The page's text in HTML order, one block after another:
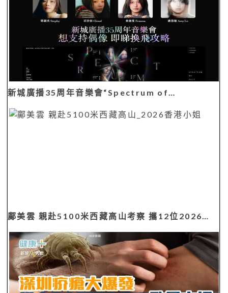
新城廣播35周年音樂會“Spectrum of…
鄺美雲 親赴5100米西藏高山考察 攜12位2026…